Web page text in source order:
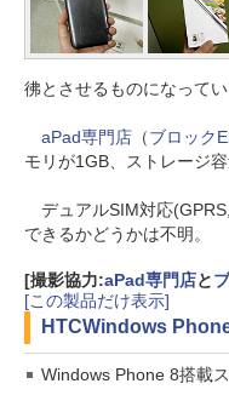
彿とさせるものになってい
aPad専門店（ブロック
モリが1GB、ストレージ容
デュアルSIM対応
できるかどうかは不明。
[撮影協力:aPad専門店と
[この製品だけ表示]
HTCWindows
Windows Phone 8搭載